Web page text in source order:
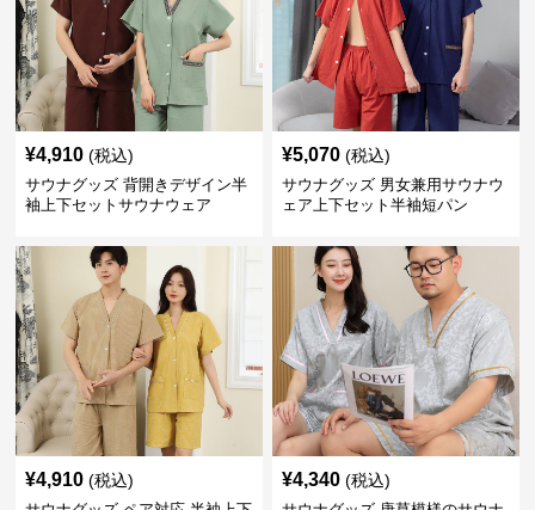
¥4,910 (税込)
サウナグッズ 背開きデザイン半
袖上下セットサウナウェア
¥5,070 (税込)
サウナグッズ 男女兼用サウナウ
ェア上下セット半袖短パン
¥4,910 (税込) ¥4,340 (税込)